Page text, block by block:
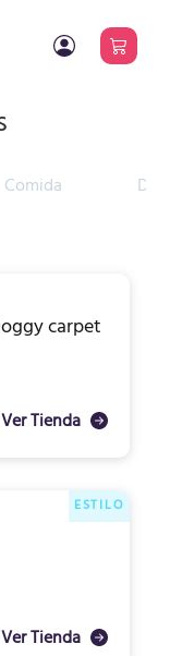
Comida
carpet
Ver Tienda
ESTILO
Ver Tienda